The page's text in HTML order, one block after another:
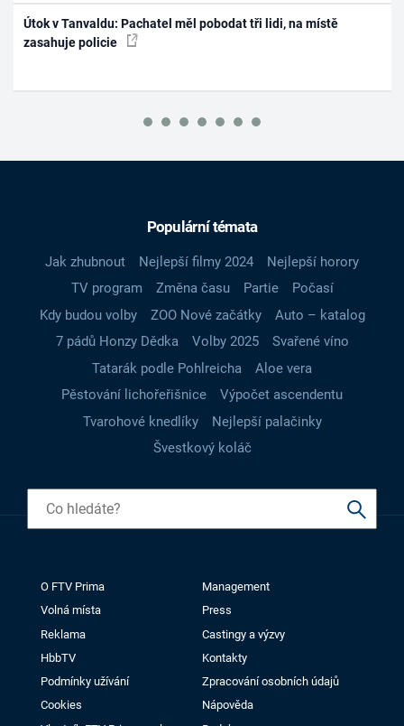
Útok v Tanvaldu: Pachatel měl pobodat tři lidi, na místě
zasahuje policie
Populární témata
Jak zhubnout Nejlepší filmy 2024
Nejlepší horory
TV program
Změna času Partie
Počasí
Kdy budou volby
ZOO Nové začátky
Auto – katalog
7 pádů Honzy Dědka
Volby 2025
Svařené víno
Tatarák podle Pohlreicha
Aloe vera
Pěstování lichořeřišnice
Výpočet ascendentu
Tvarohové knedlíky
Nejlepší palačinky
Švestkový koláč
O FTV Prima
Management
Volná místa
Press
Reklama
Castingy a výzvy
HbbTV
Kontakty
Podmínky užívání
Zpracování osobních údajů
Cookies
Nápověda